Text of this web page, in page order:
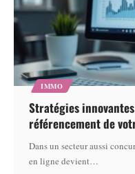
IMMO
Stratégies
référencement de
Dans un secteur aussi
en ligne devient…